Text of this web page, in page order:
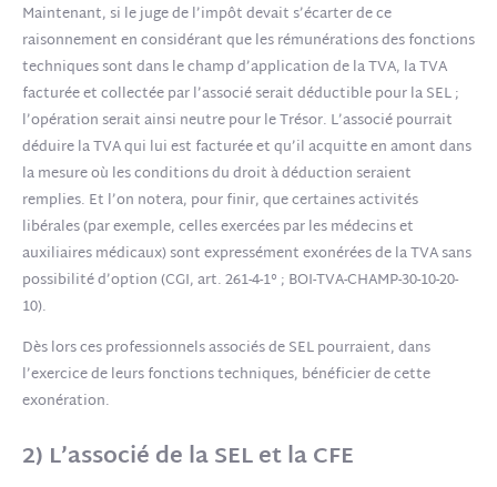
Maintenant, si le juge de l’impôt devait s’écarter de ce
raisonnement en considérant que les rémunérations des fonctions
techniques sont dans le champ d’application de la TVA, la TVA
facturée et collectée par l’associé serait déductible pour la SEL ;
l’opération serait ainsi neutre pour le Trésor. L’associé pourrait
déduire la TVA qui lui est facturée et qu’il acquitte en amont dans
la mesure où les conditions du droit à déduction seraient
remplies. Et l’on notera, pour finir, que certaines activités
libérales (par exemple, celles exercées par les médecins et
auxiliaires médicaux) sont expressément exonérées de la TVA sans
possibilité d’option (CGI, art. 261-4-1° ; BOI-TVA-CHAMP-30-10-20-
10).
Dès lors ces professionnels associés de SEL pourraient, dans
l’exercice de leurs fonctions techniques, bénéficier de cette
exonération.
2) L’associé de la SEL et la CFE